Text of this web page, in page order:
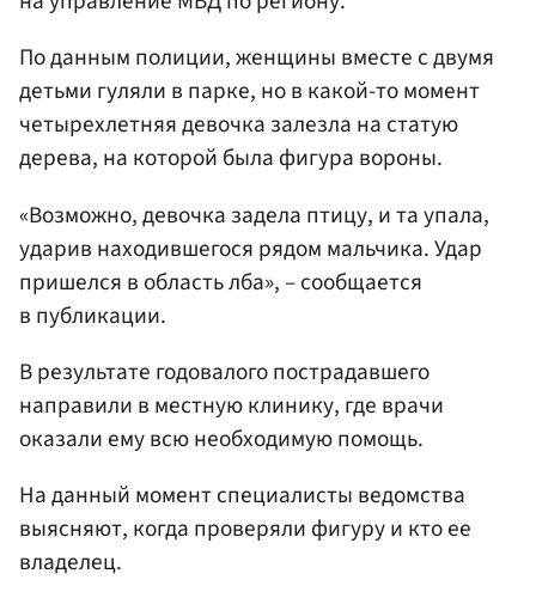
По данным полиции, женщины вместе с двумя
детьми гуляли в парке, но в какой-то момент
четырехлетняя девочка залезла на статую
дерева, на которой была фигура вороны.
«Возможно, девочка задела птицу, и та упала,
ударив находившегося рядом мальчика. Удар
пришелся в область лба», – сообщается
в публикации.
В результате годовалого пострадавшего
направили в местную клинику, где врачи
оказали ему всю необходимую помощь.
На данный момент специалисты ведомства
выясняют, когда проверяли фигуру и кто ее
владелец.